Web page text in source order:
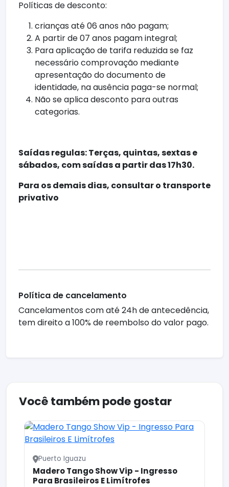
Políticas de desconto:
crianças até 06 anos não pagam;
A partir de 07 anos pagam integral;
Para aplicação de tarifa reduzida se faz
necessário comprovação mediante
apresentação do documento de
identidade, na ausência paga-se normal;
Não se aplica desconto para outras
categorias.
Saídas regulas: Terças, quintas, sextas e
sábados, com saídas a partir das 17h30.
Para os demais dias, consultar o transporte
privativo
Política de cancelamento
Cancelamentos com até 24h de antecedência,
tem direito a 100% de reembolso do valor pago.
Você também pode gostar
Puerto Iguazu
Madero Tango Show Vip - Ingresso
Para Brasileiros E Limítrofes